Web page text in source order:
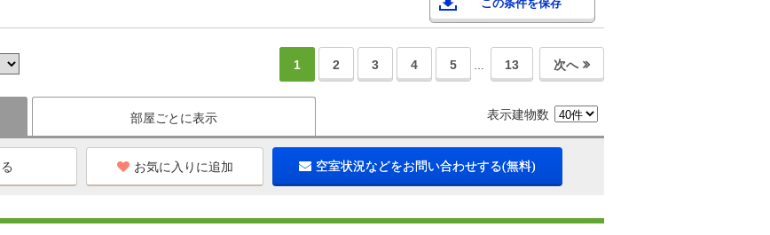
この条件を保存
1 2 3 4 5 … 13 次へ
部屋ごとに表示 表示建物数
お気に入りに追加 空室状況などをお問い合わせする(無料)